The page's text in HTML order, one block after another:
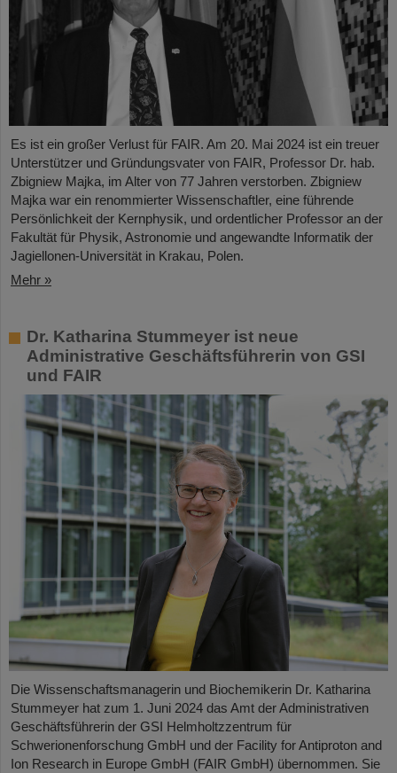
Es ist ein großer Verlust für FAIR. Am 20. Mai 2024 ist ein treuer
Unterstützer und Gründungsvater von FAIR, Professor Dr. hab.
Zbigniew Majka, im Alter von 77 Jahren verstorben. Zbigniew
Majka war ein renommierter Wissenschaftler, eine führende
Persönlichkeit der Kernphysik, und ordentlicher Professor an der
Fakultät für Physik, Astronomie und angewandte Informatik der
Jagiellonen-Universität in Krakau, Polen.
Mehr »
Dr. Katharina Stummeyer ist neue
Administrative Geschäftsführerin von GSI
und FAIR
Die Wissenschaftsmanagerin und Biochemikerin Dr. Katharina
Stummeyer hat zum 1. Juni 2024 das Amt der Administrativen
Geschäftsführerin der GSI Helmholtzzentrum für
Schwerionenforschung GmbH und der Facility for Antiproton and
Ion Research in Europe GmbH (FAIR GmbH) übernommen. Sie